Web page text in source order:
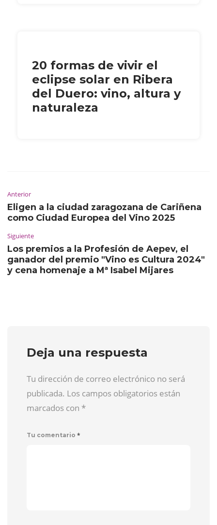
20 formas de vivir el
eclipse solar en Ribera
del Duero: vino, altura y
naturaleza
Anterior
Eligen a la ciudad zaragozana de Cariñena
como Ciudad Europea del Vino 2025
Siguiente
Los premios a la Profesión de Aepev, el
ganador del premio "Vino es Cultura 2024"
y cena homenaje a Mª Isabel Mijares
Deja una respuesta
Tu dirección de correo electrónico no será
publicada. Los campos obligatorios están
marcados con *
Tu comentario *